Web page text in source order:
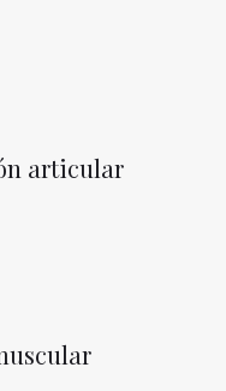
articular